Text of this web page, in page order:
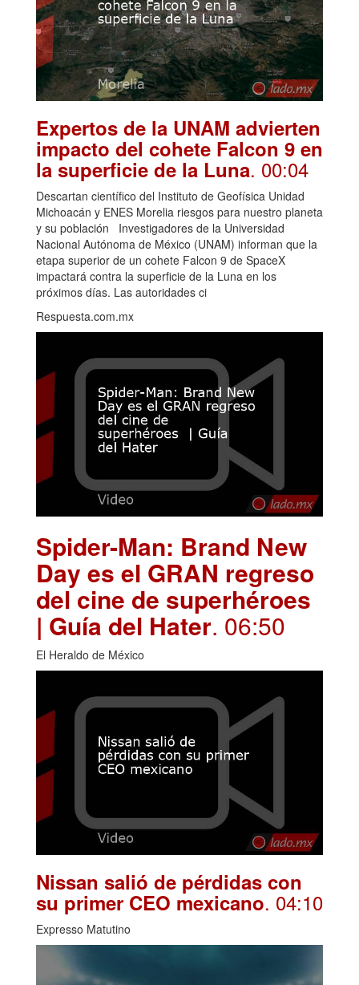
Expertos de la UNAM advierten
impacto del cohete Falcon 9 en
la superficie de la Luna. 00:04
Descartan científico del Instituto de Geofísica Unidad
Michoacán y ENES Morelia riesgos para nuestro planeta
y su población Investigadores de la Universidad
Nacional Autónoma de México (UNAM) informan que la
etapa superior de un cohete Falcon 9 de SpaceX
impactará contra la superficie de la Luna en los
próximos días. Las autoridades ci
Respuesta.com.mx
Spider-Man: Brand New
Day es el GRAN regreso
del cine de superhéroes
| Guía del Hater. 06:50
El Heraldo de México
Nissan salió de pérdidas con
su primer CEO mexicano. 04:10
Expresso Matutino